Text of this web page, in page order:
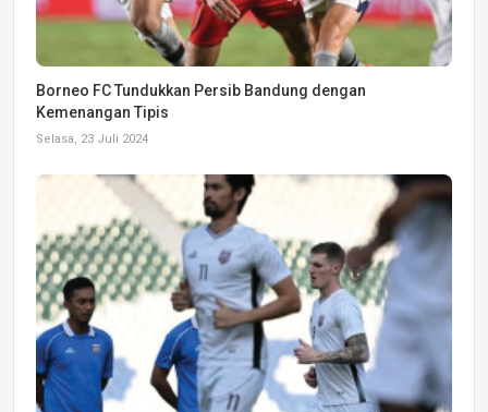
Borneo FC Tundukkan Persib Bandung dengan
Kemenangan Tipis
Selasa, 23 Juli 2024